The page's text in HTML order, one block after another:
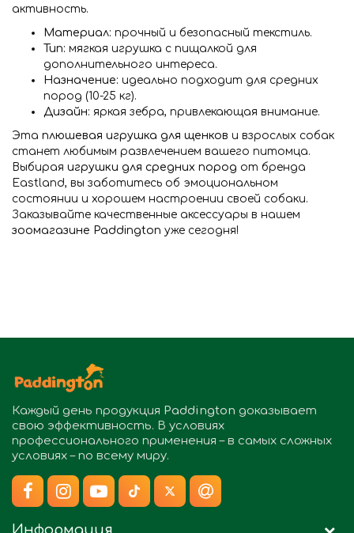
активность.
Материал: прочный и безопасный текстиль.
Тип: мягкая игрушка с пищалкой для
дополнительного интереса.
Назначение: идеально подходит для средних
пород (10-25 кг).
Дизайн: яркая зебра, привлекающая внимание.
Эта плюшевая игрушка для щенков и взрослых собак
станет любимым развлечением вашего питомца.
Выбирая игрушки для средних пород от бренда
Eastland, вы заботитесь об эмоциональном
состоянии и хорошем настроении своей собаки.
Заказывайте качественные аксессуары в нашем
зоомагазине Paddington уже сегодня!
Каждый день продукция Paddington доказывает
свою эффективность. В условиях
профессионального применения – в самых сложных
условиях – по всему миру.